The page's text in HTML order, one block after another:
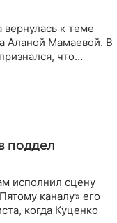
к теме
Аланой Мамаевой. В
что
поддел
исполнил сцену
каналу» его
когда Куценко